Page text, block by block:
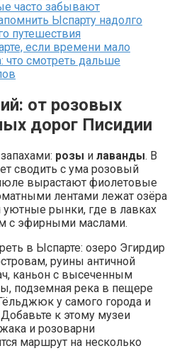
часто забывают
Ыспарту надолго
путешествия
если времени мало
что смотреть дальше
от розовых
дорог Писидии
розы и лаванды. В
сводить с ума розовый
вырастают фиолетовые
лентами лежат озёра
уютные рынки, где в лавках
с эфирными маслами.
в Ыспарте: озеро Эгирдир
руины античной
каньон с высеченным
подземная река в пещере
у самого города и
к этому музеи
и розоварни
маршрут на несколько